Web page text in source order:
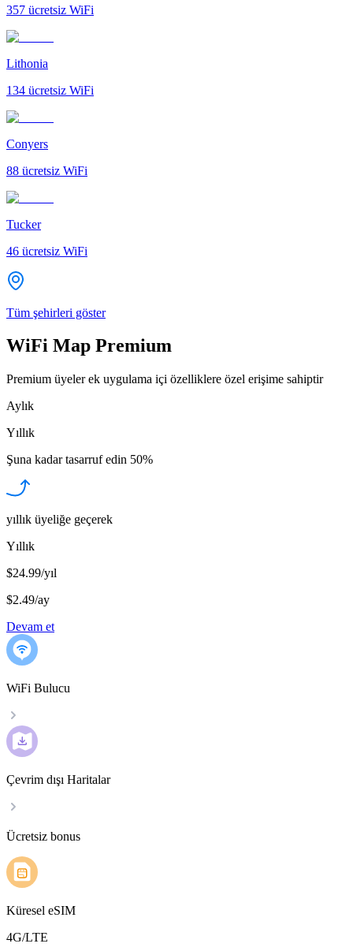
357 ücretsiz WiFi
Lithonia
134 ücretsiz WiFi
Conyers
88 ücretsiz WiFi
Tucker
46 ücretsiz WiFi
Tüm şehirleri göster
WiFi Map Premium
Premium üyeler ek uygulama içi özelliklere özel erişime sahiptir
Aylık
Yıllık
Şuna kadar tasarruf edin 50%
yıllık üyeliğe geçerek
Yıllık
$24.99/yıl
$2.49/ay
Devam et
WiFi Bulucu
Çevrim dışı Haritalar
Ücretsiz bonus
Küresel eSIM
4G/LTE